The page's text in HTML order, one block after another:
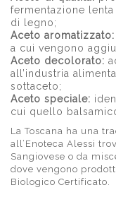
fermentazione
di legno;
Aceto aromatizzato:
a cui vengono
Aceto decolorato:
all’industria
sottaceto;
Aceto speciale:
cui quello
La Toscana ha una
all’Enoteca Alessi
Sangiovese o da
dove vengono
Biologico Certificato.